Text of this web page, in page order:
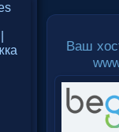
Ваш